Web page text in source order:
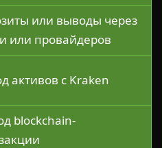
или выводы через
или провайдеров
активов с Kraken
blockchain-